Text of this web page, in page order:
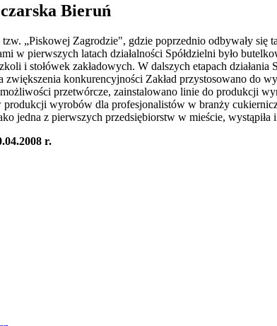
Bieruń
„Piskowej Zagrodzie", gdzie poprzednio odbywały się
w pierwszych latach działalności Spółdzielni było
i stołówek zakładowych. W dalszych etapach
zwiększenia konkurencyjności Zakład przystosowano
przetwórcze, zainstalowano linie do produkcji
wyrobów dla profesjonalistów w branży
jedna z pierwszych przedsiębiorstw w mieście,
r.